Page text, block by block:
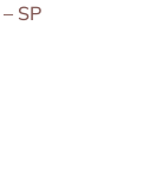
– SP